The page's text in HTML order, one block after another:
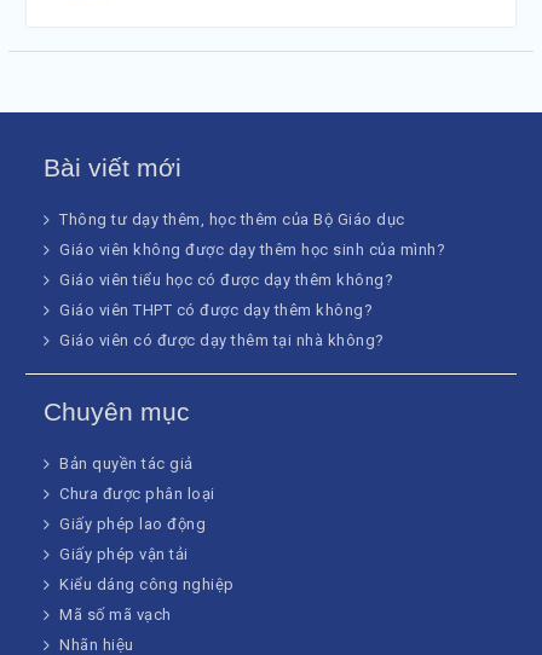
Bài viết mới
Thông tư dạy thêm, học thêm của Bộ Giáo dục
Giáo viên không được dạy thêm học sinh của mình?
Giáo viên tiểu học có được dạy thêm không?
Giáo viên THPT có được dạy thêm không?
Giáo viên có được dạy thêm tại nhà không?
Chuyên mục
Bản quyền tác giả
Chưa được phân loại
Giấy phép lao động
Giấy phép vận tải
Kiểu dáng công nghiệp
Mã số mã vạch
Nhãn hiệu